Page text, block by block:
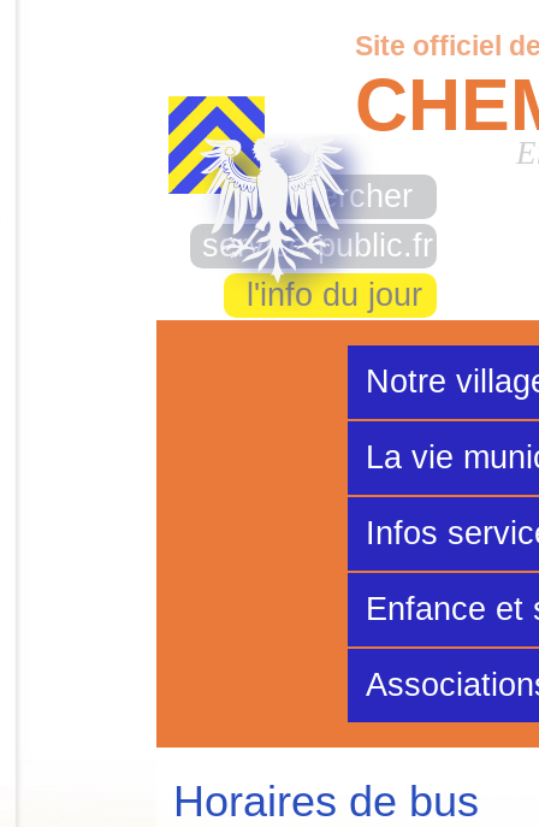
Site officiel
rechercher
service-public.fr
l'info du jour
Notre
La vie
Infos
Enfance et
Horaires de bus